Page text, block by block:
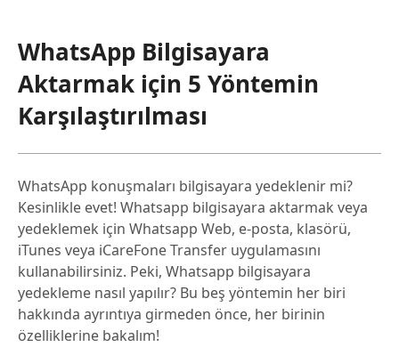
WhatsApp Bilgisayara
Aktarmak için 5 Yöntemin
Karşılaştırılması
WhatsApp konuşmaları bilgisayara yedeklenir mi?
Kesinlikle evet! Whatsapp bilgisayara aktarmak veya
yedeklemek için Whatsapp Web, e-posta, klasörü,
iTunes veya iCareFone Transfer uygulamasını
kullanabilirsiniz. Peki, Whatsapp bilgisayara
yedekleme nasıl yapılır? Bu beş yöntemin her biri
hakkında ayrıntıya girmeden önce, her birinin
özelliklerine bakalım!